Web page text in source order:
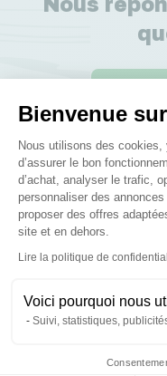
Bienvenue
Plateforme
Nous utilisons des
d’assurer le bon
d’achat, analyser le trafic,
personnaliser des
proposer des offres
site et en dehors.
Lire la politique de
Voici pourquoi nous
Suivi, statistiques,
Ces